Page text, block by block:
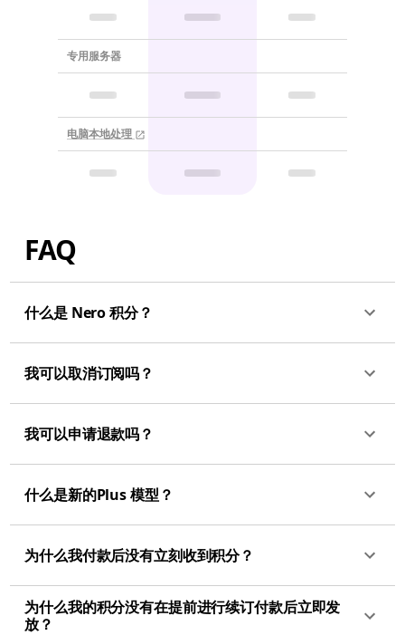
专用服务器
电脑本地处理
FAQ
什么是 Nero 积分？
我可以取消订阅吗？
我可以申请退款吗？
什么是新的Plus 模型？
为什么我付款后没有立刻收到积分？
为什么我的积分没有在提前进行续订付款后立即发
放？